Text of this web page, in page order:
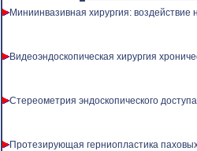
Миниинвазивная хирургия: воздействие
Видеоэндоскопическая хирургия
Стереометрия эндоскопического доступа
Протезирующая герниопластика